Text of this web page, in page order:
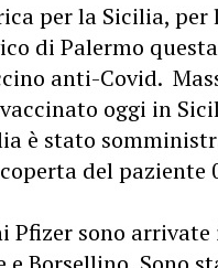
per la Sicilia, per
di Palermo
anti-Covid.
oggi in
è stato
del paziente
Pfizer sono